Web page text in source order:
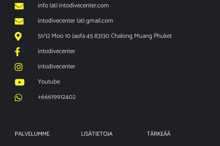
info (at) intodivecenter.com
intodivecenter (at) gmail.com
51/12 Moo 10 Jaofa 45 83130 Chalong Muang Phuket
intodivecenter
intodivecenter
Youtube
+66619912402
PALVELUMME LISÄTIETOJA TÄRKEÄÄ